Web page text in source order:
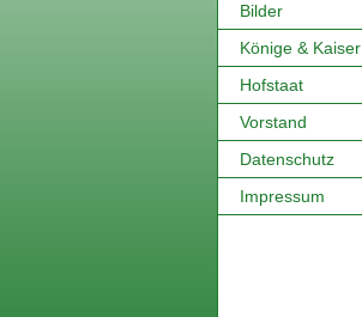
Bilder
Könige & Kaiser
Hofstaat
Vorstand
Datenschutz
Impressum